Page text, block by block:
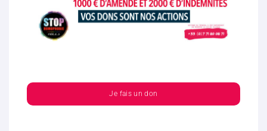
Je fais un don